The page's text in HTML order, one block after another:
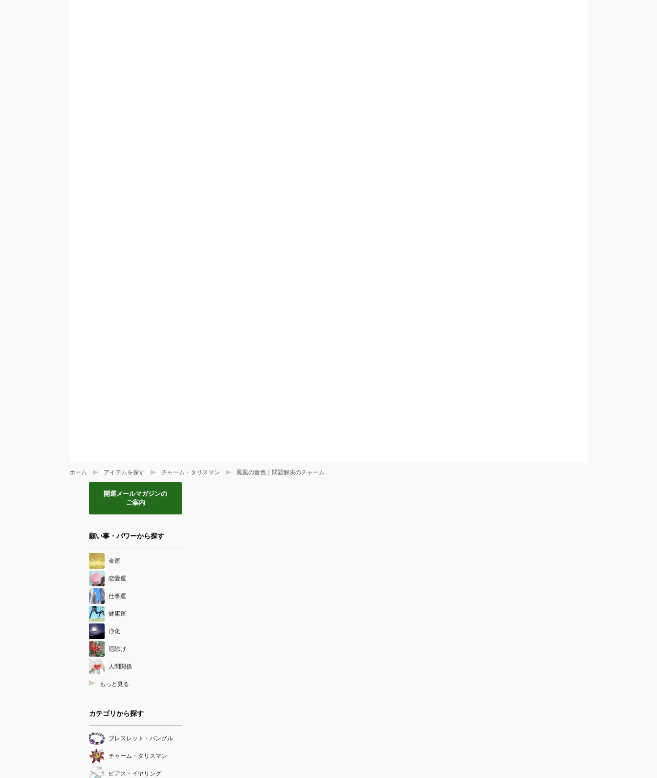
ホーム アイテムを探す チャーム・タリスマン 鳳凰の音色｜問題解決のチャーム
開運メールマガジンの
ご案内
願い事・パワーから探す
金運
恋愛運
仕事運
健康運
浄化
厄除け
人間関係
もっと見る
カテゴリから探す
ブレスレット・バングル
チャーム・タリスマン
ピアス・イヤリング